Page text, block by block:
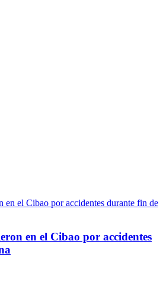
en el Cibao por accidentes